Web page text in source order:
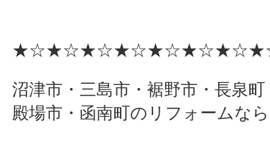
沼津市・三島市・裾野市・長泉
殿場市・函南町のリフォームな